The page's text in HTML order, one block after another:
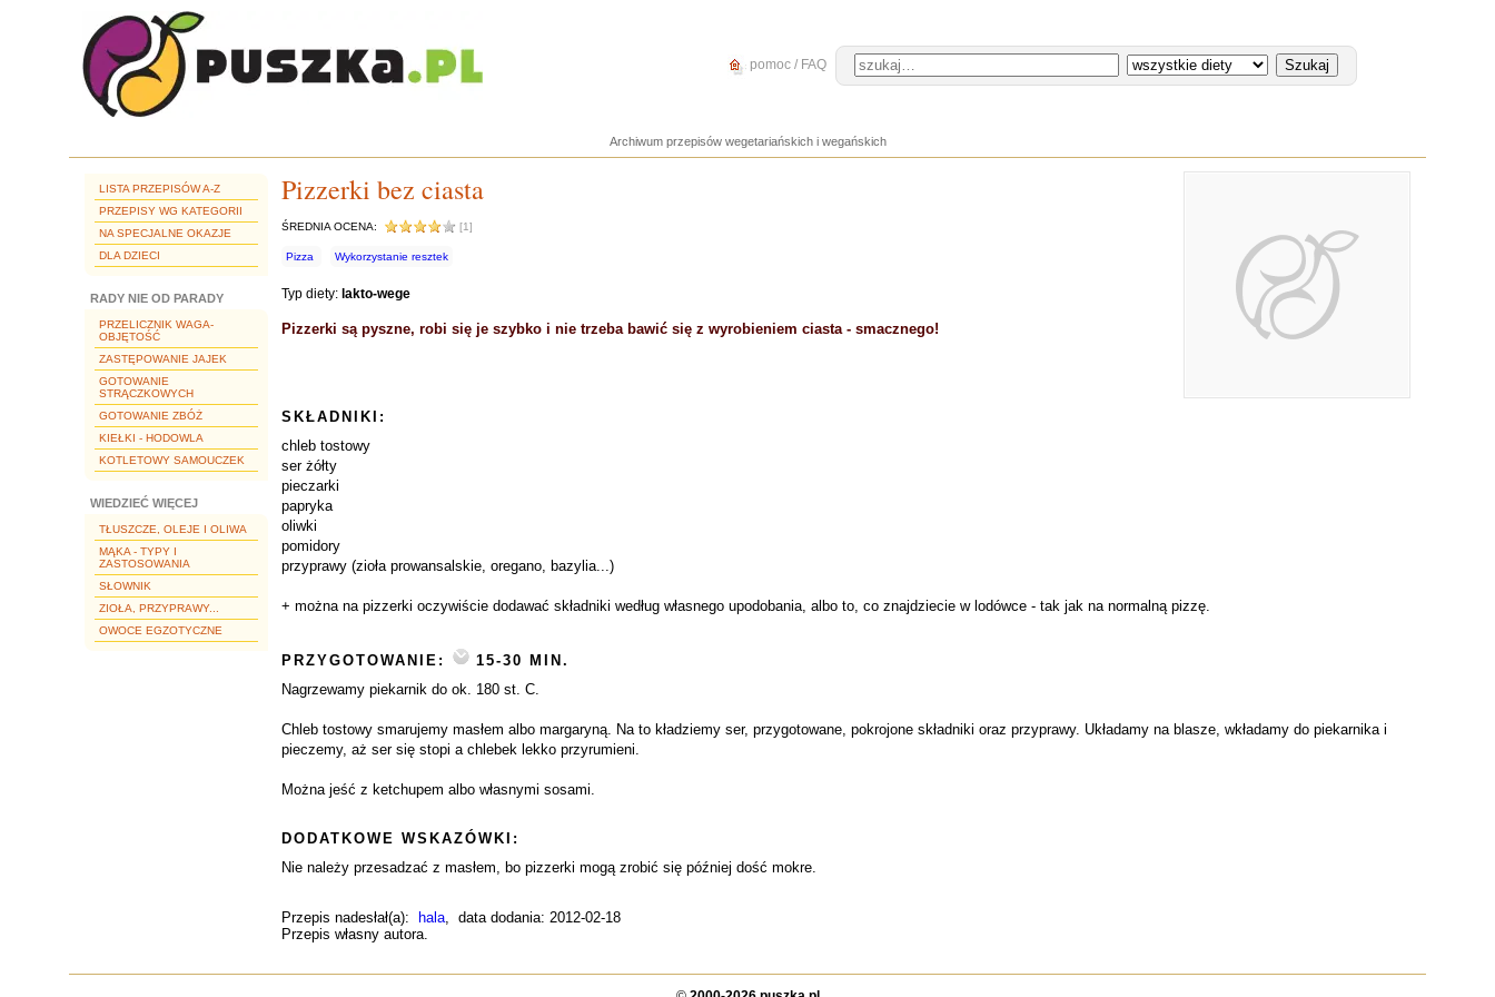
pomoc / FAQ
Archiwum przepisów wegetariańskich i wegańskich
LISTA PRZEPISÓW A-Z
PRZEPISY WG KATEGORII
NA SPECJALNE OKAZJE
DLA DZIECI
RADY NIE OD PARADY
PRZELICZNIK WAGA-
OBJĘTOŚĆ
ZASTĘPOWANIE JAJEK
GOTOWANIE
STRĄCZKOWYCH
GOTOWANIE ZBÓŻ
KIEŁKI - HODOWLA
KOTLETOWY SAMOUCZEK
WIEDZIEĆ WIĘCEJ
TŁUSZCZE, OLEJE I OLIWA
MĄKA - TYPY I
ZASTOSOWANIA
SŁOWNIK
ZIOŁA, PRZYPRAWY...
OWOCE EGZOTYCZNE
Pizzerki bez ciasta
ŚREDNIA OCENA: [1]
Pizza Wykorzystanie resztek
Typ diety: lakto-wege
Pizzerki są pyszne, robi się je szybko i nie trzeba bawić się z wyrobieniem ciasta - smacznego!
SKŁADNIKI:
chleb tostowy
ser żółty
pieczarki
papryka
oliwki
pomidory
przyprawy (zioła prowansalskie, oregano, bazylia...)
+ można na pizzerki oczywiście dodawać składniki według własnego upodobania, albo to, co znajdziecie w lodówce - tak jak na normalną pizzę.
PRZYGOTOWANIE:
15-30 MIN.
Nagrzewamy piekarnik do ok. 180 st. C.
Chleb tostowy smarujemy masłem albo margaryną. Na to kładziemy ser, przygotowane, pokrojone składniki oraz przyprawy. Układamy na blasze, wkładamy do piekarnika i
pieczemy, aż ser się stopi a chlebek lekko przyrumieni.
Można jeść z ketchupem albo własnymi sosami.
DODATKOWE WSKAZÓWKI:
Nie należy przesadzać z masłem, bo pizzerki mogą zrobić się później dość mokre.
Przepis nadesłał(a): hala, data dodania: 2012-02-18
Przepis własny autora.